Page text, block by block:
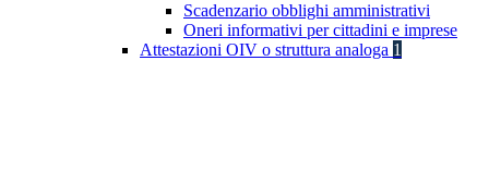
Scadenzario obblighi amministrativi
Oneri informativi per cittadini e imprese
Attestazioni OIV o struttura analoga 1